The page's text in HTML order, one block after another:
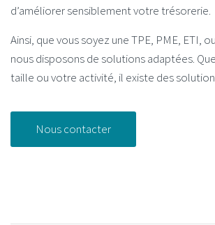
d’améliorer sensiblement votre trésorerie.
Ainsi, que vous soyez une TPE, PME, ETI,
nous disposons de solutions adaptées.
taille ou votre activité, il existe des
Nous contacter